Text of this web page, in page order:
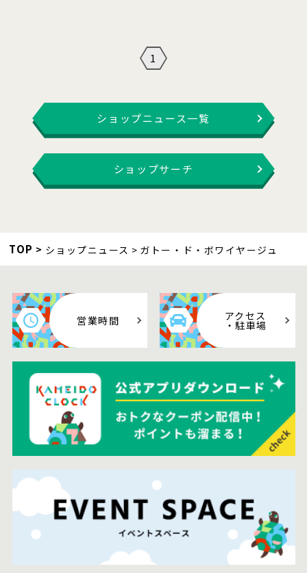
1
ショップニュース一覧
ショップサーチ
TOP ショップニュース ガトー・ド・ボワイヤージュ
営業時間 アクセス
・駐車場